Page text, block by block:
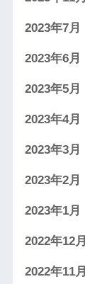
2023年7月
2023年6月
2023年5月
2023年4月
2023年3月
2023年2月
2023年1月
2022年12月
2022年11月